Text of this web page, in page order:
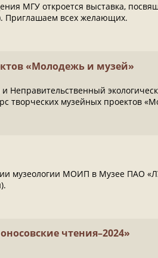
МГУ откроется выставка,
Приглашаем всех желающих.
«Молодежь и музей»
творческих музейных проектов
музеологии МОИП в Музее ПАО
чтения–2024»